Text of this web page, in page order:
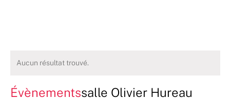
Aucun résultat trouvé.
Évènementssalle Olivier Hureau